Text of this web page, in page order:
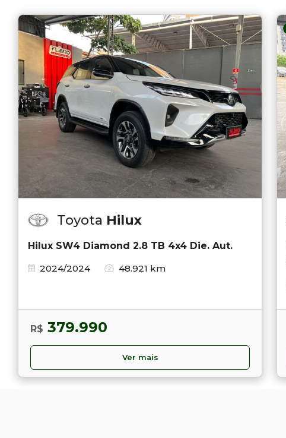
Toyota Hilux
Hilux SW4 Diamond 2.8 TB 4x4 Die. Aut.
2024/2024
48.921 km
R$ 379.990
Ver mais